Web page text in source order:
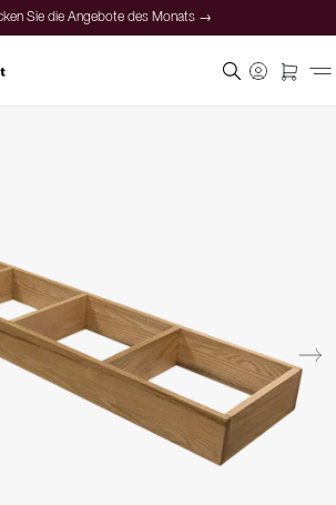
Sie die Angebote des Monats →